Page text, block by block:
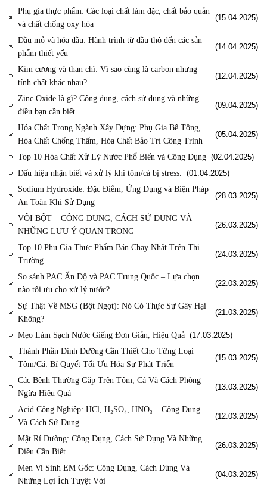
Phụ gia thực phẩm: Các loại chất làm đặc, chất bảo quản
và chất chống oxy hóa
(15.04.2025)
Dầu mỏ và hóa dầu: Hành trình từ dầu thô đến các sản
phẩm thiết yếu
(14.04.2025)
Kim cương và than chì: Vì sao cùng là carbon nhưng
tính chất khác nhau?
(12.04.2025)
Zinc Oxide là gì? Công dụng, cách sử dụng và những
điều bạn cần biết
(09.04.2025)
Hóa Chất Trong Ngành Xây Dựng: Phụ Gia Bê Tông,
Hóa Chất Chống Thấm, Hóa Chất Bảo Trì Công Trình
(05.04.2025)
Top 10 Hóa Chất Xử Lý Nước Phổ Biến và Công Dụng (02.04.2025)
Dấu hiệu nhận biết và xử lý khi tôm/cá bị stress.
(01.04.2025)
Sodium Hydroxide: Đặc Điểm, Ứng Dụng và Biện Pháp
An Toàn Khi Sử Dụng
(28.03.2025)
VÔI BỘT – CÔNG DỤNG, CÁCH SỬ DỤNG VÀ
NHỮNG LƯU Ý QUAN TRỌNG
(26.03.2025)
Top 10 Phụ Gia Thực Phẩm Bán Chạy Nhất Trên Thị
Trường
(24.03.2025)
So sánh PAC Ấn Độ và PAC Trung Quốc – Lựa chọn
nào tối ưu cho xử lý nước?
(22.03.2025)
Sự Thật Về MSG (Bột Ngọt): Nó Có Thực Sự Gây Hại
Không?
(21.03.2025)
Mẹo Làm Sạch Nước Giếng Đơn Giản, Hiệu Quả (17.03.2025)
Thành Phần Dinh Dưỡng Cần Thiết Cho Từng Loại
Tôm/Cá: Bí Quyết Tối Ưu Hóa Sự Phát Triển
(15.03.2025)
Các Bệnh Thường Gặp Trên Tôm, Cá Và Cách Phòng
Ngừa Hiệu Quả
(13.03.2025)
Acid Công Nghiệp: HCl, H₂SO₄, HNO₃ – Công Dụng
Và Cách Sử Dụng
(12.03.2025)
Mật Rỉ Đường: Công Dụng, Cách Sử Dụng Và Những
Điều Cần Biết
(26.03.2025)
Men Vi Sinh EM Gốc: Công Dụng, Cách Dùng Và
Những Lợi Ích Tuyệt Vời
(04.03.2025)